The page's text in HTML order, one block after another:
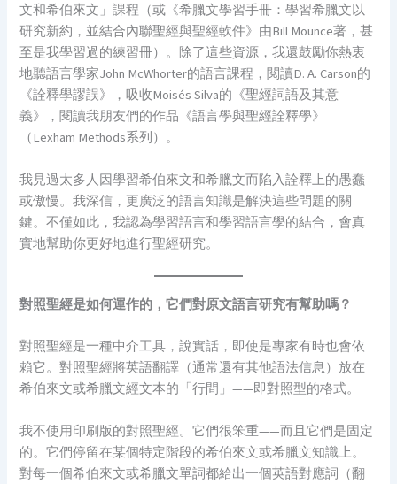
文和希伯來文」課程（或《希臘文學習手冊：學習希臘文以
研究新約，並結合內聯聖經與聖經軟件》由Bill Mounce著，甚
至是我學習過的練習冊）。除了這些資源，我還鼓勵你熱衷
地聽語言學家John McWhorter的語言課程，閱讀D. A. Carson的
《詮釋學謬誤》，吸收Moisés Silva的《聖經詞語及其意
義》，閱讀我朋友們的作品《語言學與聖經詮釋學》
（Lexham Methods系列）。
我見過太多人因學習希伯來文和希臘文而陷入詮釋上的愚蠢
或傲慢。我深信，更廣泛的語言知識是解決這些問題的關
鍵。不僅如此，我認為學習語言和學習語言學的結合，會真
實地幫助你更好地進行聖經研究。
對照聖經是如何運作的，它們對原文語言研究有幫助嗎？
對照聖經是一種中介工具，說實話，即使是專家有時也會依
賴它。對照聖經將英語翻譯（通常還有其他語法信息）放在
希伯來文或希臘文經文本的「行間」——即對照型的格式。
我不使用印刷版的對照聖經。它們很笨重——而且它們是固定
的。它們停留在某個特定階段的希伯來文或希臘文知識上。
對每一個希伯來文或希臘文單詞都給出一個英語對應詞（翻